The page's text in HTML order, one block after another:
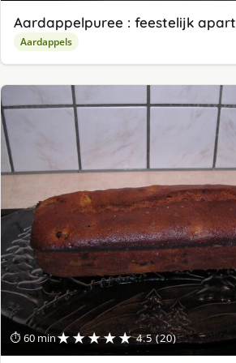
Aardappelpuree : feestelijk apart
Aardappels
⏱ 60 min★★★★★ 4.5 (20)